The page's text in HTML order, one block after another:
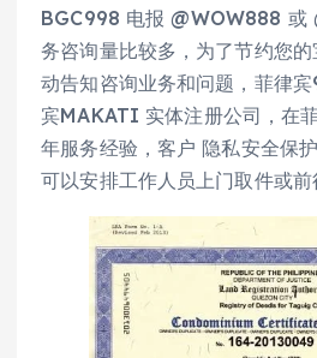
BGC998 电报 @WOW888 或
务咨询量比较多，为了节约您
动告知咨询业务和问题，菲律
宾MAKATI 实体注册公司，在
年服务经验，客户 隐私安全保
可以安排工作人员上门取件或前